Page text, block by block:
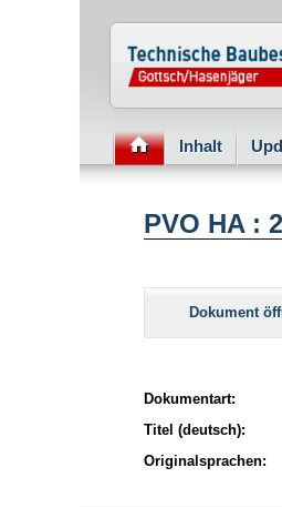
Inhalt
PVO HA :
Dokument
Dokumentart:
Titel (deutsch):
Originalsprachen: